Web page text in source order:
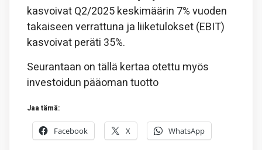
kasvoivat Q2/2025 keskimäärin 7% vuoden
takaiseen verrattuna ja liiketulokset (EBIT)
kasvoivat peräti 35%.
Seurantaan on tällä kertaa otettu myös
investoidun pääoman tuotto
Jaa tämä:
Facebook X WhatsApp